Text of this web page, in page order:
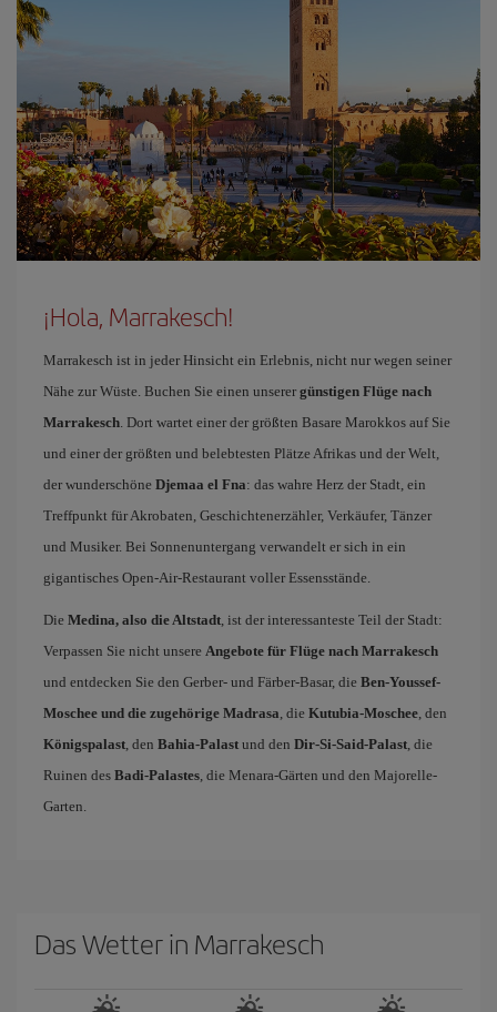
¡Hola, Marrakesch!
Marrakesch ist in jeder Hinsicht ein Erlebnis, nicht nur wegen seiner
Nähe zur Wüste. Buchen Sie einen unserer günstigen Flüge nach
Marrakesch . Dort wartet einer der größten Basare Marokkos auf Sie
und einer der größten und belebtesten Plätze Afrikas und der Welt,
der wunderschöne Djemaa el Fna: das wahre Herz der Stadt, ein
Treffpunkt für Akrobaten, Geschichtenerzähler, Verkäufer, Tänzer
und Musiker. Bei Sonnenuntergang verwandelt er sich in ein
gigantisches Open-Air-Restaurant voller Essensstände.
Die Medina, also die Altstadt , ist der interessanteste Teil der Stadt:
Verpassen Sie nicht unsere Angebote für Flüge nach Marrakesch
und entdecken Sie den Gerber- und Färber-Basar, die Ben-Youssef-
Moschee und die zugehörige Madrasa , die Kutubia-Moschee , den
Königspalast , den Bahia-Palast und den Dir-Si-Said-Palast , die
Ruinen des Badi-Palastes , die Menara-Gärten und den Majorelle-
Garten.
Das Wetter in Marrakesch